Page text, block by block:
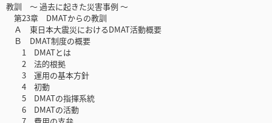
教訓 〜 過去に起きた災害事例 〜
第23章 DMATからの教訓
Ａ 東日本大震災におけるDMAT活動概要
Ｂ DMAT制度の概要
1 DMATとは
2 法的根拠
3 運用の基本方針
4 初動
5 DMATの指揮系統
6 DMATの活動